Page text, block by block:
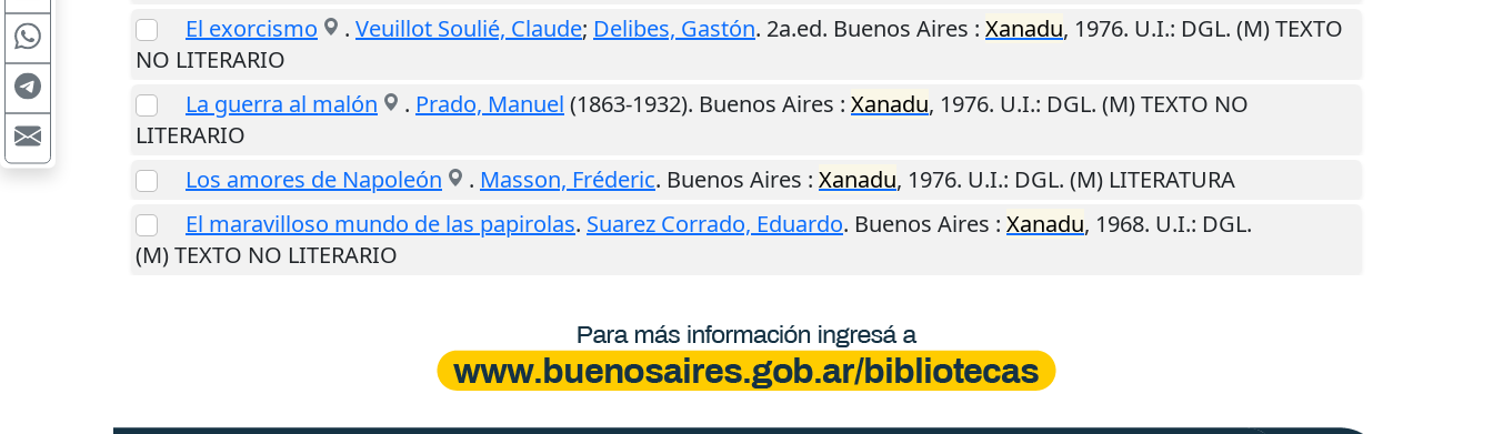
El exorcismo
. Veuillot Soulié, Claude; Delibes, Gastón. 2a.ed. Buenos Aires : Xanadu, 1976. U.I.: DGL. (M) TEXTO
NO LITERARIO
La guerra al malón
. Prado, Manuel (1863-1932). Buenos Aires : Xanadu, 1976. U.I.: DGL. (M) TEXTO NO
LITERARIO
Los amores de Napoleón
. Masson, Fréderic. Buenos Aires : Xanadu, 1976. U.I.: DGL. (M) LITERATURA
El maravilloso mundo de las papirolas. Suarez Corrado, Eduardo. Buenos Aires : Xanadu, 1968. U.I.: DGL.
(M) TEXTO NO LITERARIO